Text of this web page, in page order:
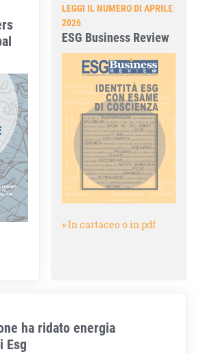
LEGGI IL NUMERO DI APRILE
2026
ESG Business Review
» In cartaceo o in pdf
ha ridato energia
Esg